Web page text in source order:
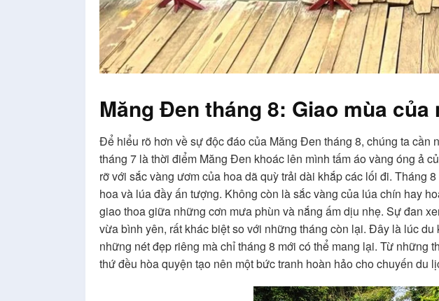
Măng Đen tháng 8: Giao mùa
Để hiểu rõ hơn về sự độc đáo của Măng Đen tháng 8, chúng ta
tháng 7 là thời điểm Măng Đen khoác lên mình tấm áo vàng óng ả
rỡ với sắc vàng ươm của hoa dã quỳ trải dài khắp các lối đi. Tháng
hoa và lúa đầy ấn tượng. Không còn là sắc vàng của lúa chín hay
giao thoa giữa những cơn mưa phùn và nắng ấm dịu nhẹ. Sự đan
vừa bình yên, rất khác biệt so với những tháng còn lại. Đây là lúc
những nét đẹp riêng mà chỉ tháng 8 mới có thể mang lại. Từ
thứ đều hòa quyện tạo nên một bức tranh hoàn hảo cho chuyến du